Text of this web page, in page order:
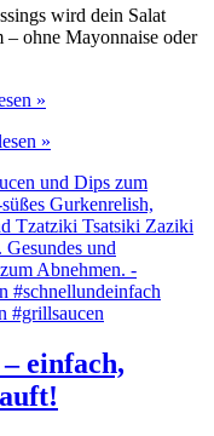
wird dein Salat
ohne Mayonnaise oder
»
»
einfach,